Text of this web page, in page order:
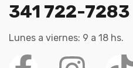
341 722-7283
Lunes a viernes: 9 a 18 hs.